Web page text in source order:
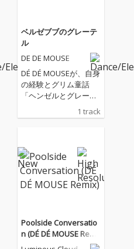
ベルゼブブのグレーテ
ル
DE DE MOUSE
DÉ DÉ MOUSEが、自身
の経験とグリム童話
「ヘンゼルとグレーテ
ル」を題材にしたダー
クメルヘンボカロ『ベ
羽音から始まる今作
は、ミニマルミュージ
ック的な和音構成とア
ンサンブルに荒れたタ
ら不快感と怒りを体現
した調声された初音ミ
クの歌全てが歪んだ、
1 track
Poolside Conversatio
n (DÉ DÉ MOUSE Remi
x)